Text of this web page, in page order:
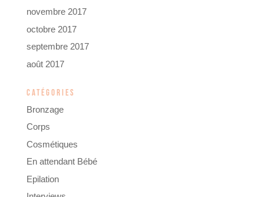
novembre 2017
octobre 2017
septembre 2017
août 2017
CATÉGORIES
Bronzage
Corps
Cosmétiques
En attendant Bébé
Epilation